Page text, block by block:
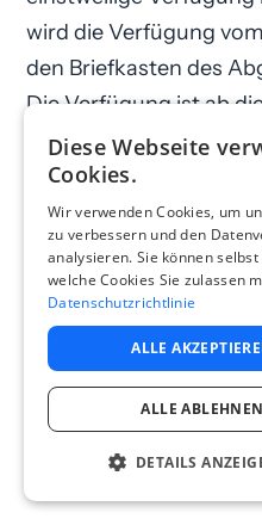
wird die Verfügung
den Briefkasten des
Die Verfügung ist ab
Der Abgemahnte, der
der einstweiligen
die einstweilige
bei Gericht einlegen.
sechs Monate.
Sie haben weitere
kostenfreie
kostenfreie
Diese Webseite
Cookies.
Wir verwenden Cookies, um
zu verbessern und den
analysieren. Sie können
welche Cookies Sie zulassen
Datenschutzrichtlinie
ALLE
ALLE ABLEHNEN
DETAILS